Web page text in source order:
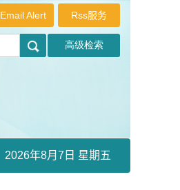
Rss服务
Email Alert
2026年8月7日 星期五